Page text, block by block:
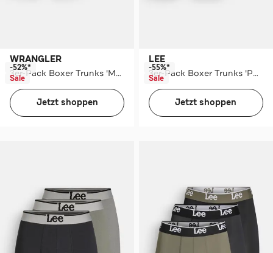
WRANGLER
3er-Pack Boxer Trunks 'Montel' mehrfarbig
-52%*
Sale
Jetzt shoppen
LEE
3er-Pack Boxer Trunks 'Porter'
-55%*
Sale
Jetzt shoppen